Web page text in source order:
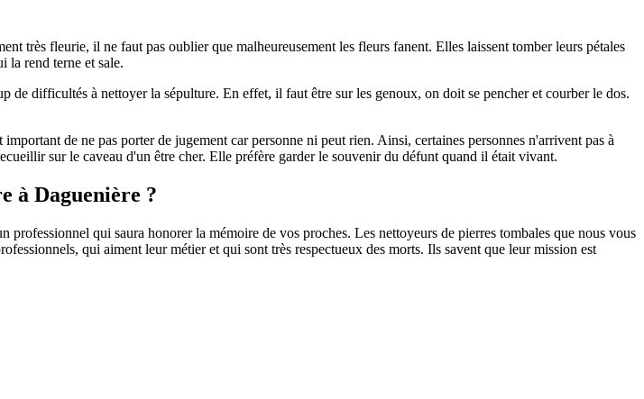
très fleurie, il ne faut pas oublier que malheureusement les fleurs fanent. Elles laissent tomber leurs pétales
la rend terne et sale.
de difficultés à nettoyer la sépulture. En effet, il faut être sur les genoux, on doit se pencher et courber le dos.
de ne pas porter de jugement car personne ni peut rien. Ainsi, certaines personnes n'arrivent pas à
sur le caveau d'un être cher. Elle préfère garder le souvenir du défunt quand il était vivant.
à Daguenière ?
qui saura honorer la mémoire de vos proches. Les nettoyeurs de pierres tombales que nous vous
qui aiment leur métier et qui sont très respectueux des morts. Ils savent que leur mission est